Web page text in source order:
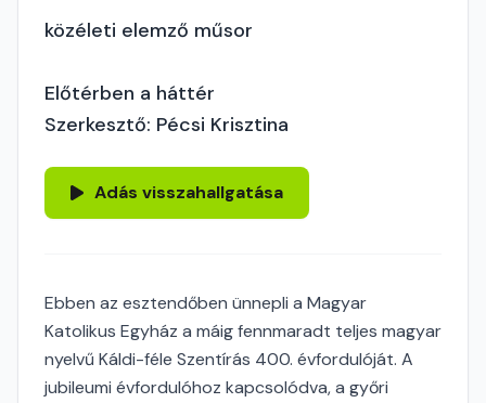
közéleti elemző műsor
Előtérben a háttér
Szerkesztő: Pécsi Krisztina
Adás visszahallgatása
Ebben az esztendőben ünnepli a Magyar
Katolikus Egyház a máig fennmaradt teljes magyar
nyelvű Káldi-féle Szentírás 400. évfordulóját. A
jubileumi évfordulóhoz kapcsolódva, a győri